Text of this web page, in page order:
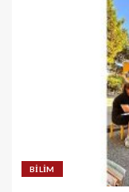
BILIM